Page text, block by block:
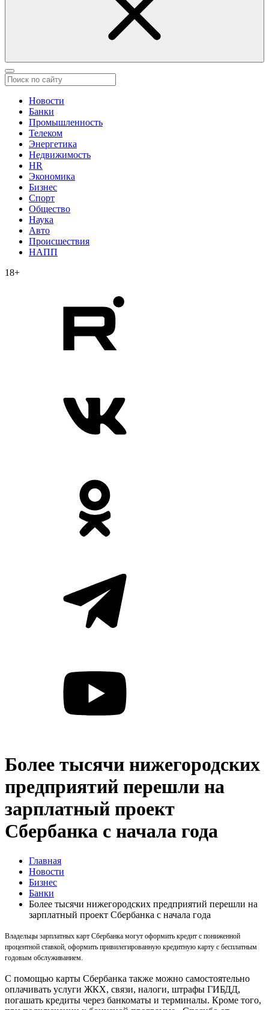
Новости
Банки
Промышленность
Телеком
Энергетика
Недвижимость
HR
Экономика
Бизнес
Спорт
Общество
Наука
Авто
Происшествия
НАПП
18+
Более тысячи нижегородских
предприятий перешли на
зарплатный проект
Сбербанка с начала года
Главная
Новости
Бизнес
Банки
Более тысячи нижегородских предприятий перешли на
зарплатный проект Сбербанка с начала года
Владельцы зарплатных карт Сбербанка могут оформить кредит с пониженной
процентной ставкой, оформить привилегированную кредитную карту с бесплатным
годовым обслуживанием.
С помощью карты Сбербанка также можно самостоятельно
оплачивать услуги ЖКХ, связи, налоги, штрафы ГИБДД,
погашать кредиты через банкоматы и терминалы. Кроме того,